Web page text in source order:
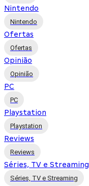
Nintendo
Nintendo
Ofertas
Ofertas
Opinião
Opinião
PC
PC
Playstation
Playstation
Reviews
Reviews
Séries, TV e Streaming
Séries, TV e Streaming